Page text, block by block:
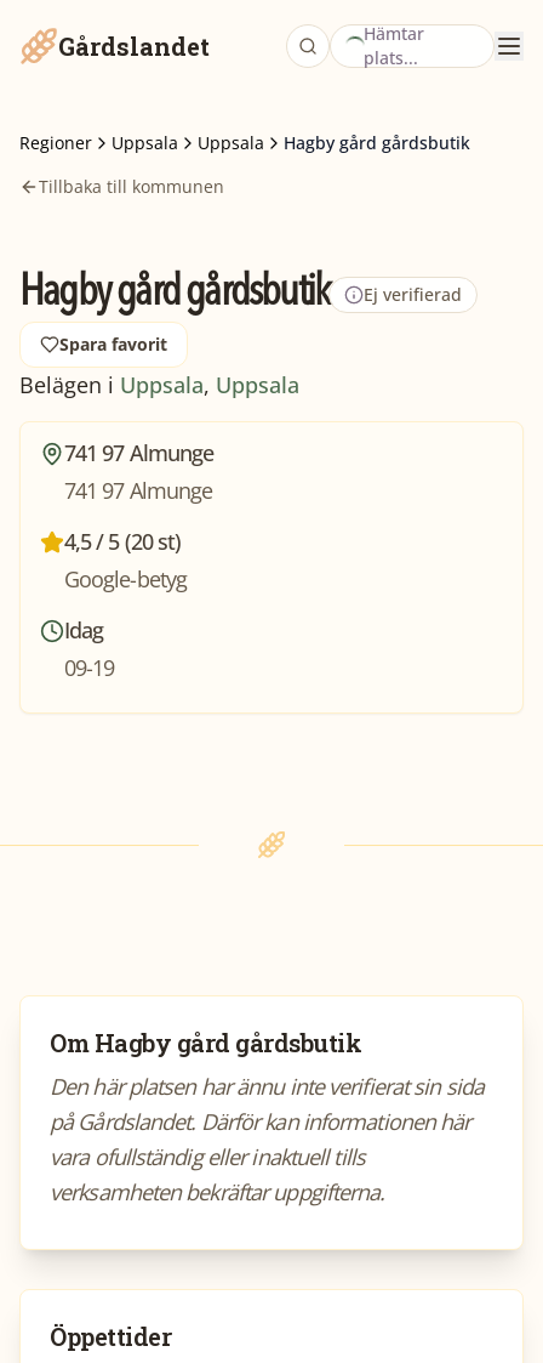
Gårdslandet
Hämtar
plats...
Regioner Uppsala Uppsala
Hagby gård gårdsbutik
Tillbaka till kommunen
Hagby gård gårdsbutik Ej verifierad
Spara favorit
Belägen i Uppsala, Uppsala
741 97 Almunge
741 97 Almunge
4,5 / 5 (20 st)
Google-betyg
Idag
09-19
OmHagby gård gårdsbutik
Den här platsen har ännu inte verifierat sin sida
på Gårdslandet. Därför kan informationen här
vara ofullständig eller inaktuell tills
verksamheten bekräftar uppgifterna.
Öppettider